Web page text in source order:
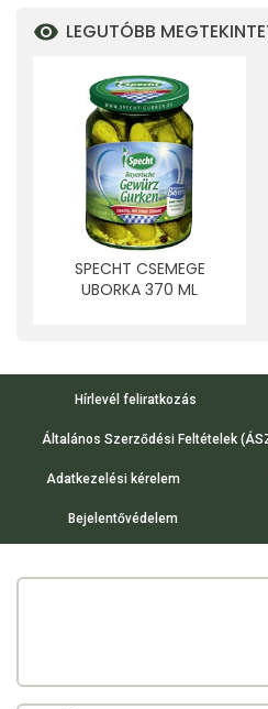
LEGUTÓBB
SPECHT CSEMEGE
UBORKA 370 ML
Hírlevél feliratkozás
Általános Szerződési Feltételek
Adatkezelési kérelem
Bejelentővédelem